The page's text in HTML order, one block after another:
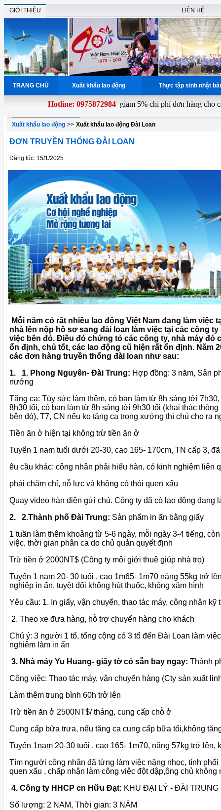
GIỚI THIỆU LIÊN HỆ
TRANG CHỦ Xuất khẩu lao động Thực tập sinh nhật
Hotline: 0975872984giảm 5% chi phí đơn hàng cho
Xuất khẩu lao động >> Xuất khẩu lao động Đài Loan
ĐƠN TRUYỀN THỐNG ĐÀI LOAN
Đăng lúc: 15/1/2025
Mỗi năm có rất nhiều lao động Việt Nam đang làm
nhà lên nộp hồ sơ sang đài loan làm việc tại các công
việc bên đó. Điều đó chứng tỏ các công ty, nhà máy đó
ổn định, chủ tốt, các lao động cũ hiện rất ổn định. Năm
các đơn hàng truyền thống đài loan như sau:
1. 1. Phong Nguyên- Đài Trung: Hợp đồng: 3 năm, Sản
nướng
Tăng ca: Tùy sức làm thêm, có bạn làm từ 8h sáng tới
8h30 tối, có bạn làm từ 8h sáng tới 9h30 tối (khai thác
bên đó), T7, CN nếu ko tăng ca trong xưởng thì chủ cho ra
Tiền ăn ở hiện tại không trừ tiền ăn ở
Tuyển 1 nam tuổi dưới 20-30, cao 165- 170cm, TN cấp 3,
êu cầu khác: công nhân phải hiểu hàn, có kinh nghiệm liên
phải chăm chỉ, nỗ lực và không có thói quen xấu
Quay video hàn điện gửi chủ. Công ty đã có lao động đang
2. 2.Thành phố Đài Trung: Sản phẩm in ấn bằng giấy
1 tuần làm thêm khoảng từ 5-6 ngày, mỗi ngày 3-4 tiếng,
việc, thời gian phân ca do chủ quản quyết định
Trừ tiền ở 2000NT$ (Công ty môi giới thuê giúp nhà trọ)
Tuyển 1 nam 20- 30 tuổi , cao 1m65- 1m70 nặng 55kg trở
nghiệp in ấn, tuyệt đối không hút thuốc, không xăm hình
Yêu cầu: 1. In giấy, vận chuyển, thao tác máy, công nhân kỹ
2. Theo xe đưa hàng, hỗ trợ chuyển hàng cho khách
Chú ý: 3 người 1 tổ, tổng cộng có 3 tổ đến Đài Loan làm
nghiệm làm in ấn
3. Nhà máy Yu Huang- giấy tờ có sẵn bay ngay: Thành
Công việc: Thao tác máy, vận chuyển hàng (Cty sản xuất
Làm thêm trung bình 60h trở lên
Trừ tiền ăn ở 2500NT$/ tháng, cung cấp chỗ ở
Cung cấp bữa trưa, nếu tăng ca cung cấp bữa tối,không
Tuyển 1nam 20-30 tuổi , cao 165- 1m70, nặng 57kg trở lên,
Tìm người công nhân đã từng làm việc nặng nhọc, tính
quen xấu , chấp nhận làm công việc đột dập,ông chủ
4. Công ty HHCP cn Hữu Đạt: KHU ĐẠI LÝ - ĐÀI TRUNG
Số lượng: 2 NAM, Thời gian: 3 NĂM